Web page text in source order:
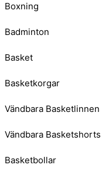
Boxning
Badminton
Basket
Basketkorgar
Vändbara Basketlinnen
Vändbara Basketshorts
Basketbollar